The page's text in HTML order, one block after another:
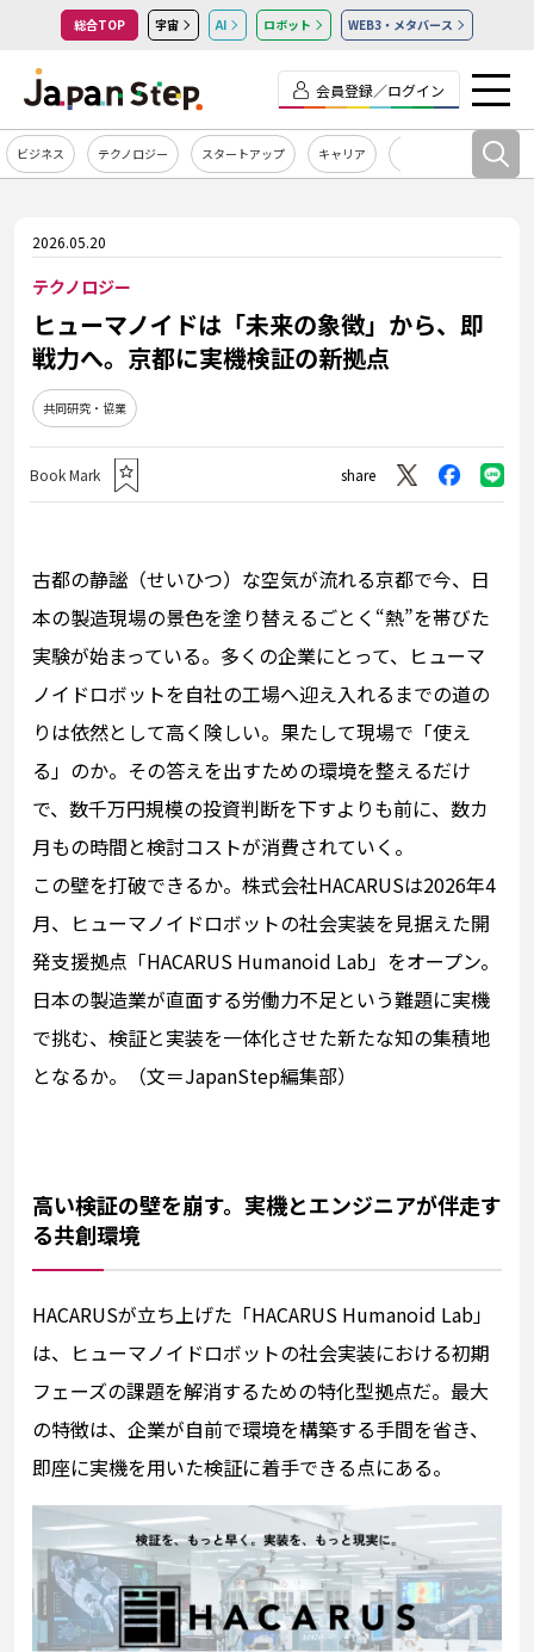
総合TOP 宇宙 AI ロボット WEB3・メタバース
会員登録／ログイン
ビジネス テクノロジー スタートアップ キャリア
2026.05.20
テクノロジー
ヒューマノイドは「未来の象徴」から、即
戦力へ。京都に実機検証の新拠点
共同研究・協業
Book Mark share
古都の静謐（せいひつ）な空気が流れる京都で今、日
本の製造現場の景色を塗り替えるごとく“熱”を帯びた
実験が始まっている。多くの企業にとって、ヒューマ
ノイドロボットを自社の工場へ迎え入れるまでの道の
りは依然として高く険しい。果たして現場で「使え
る」のか。その答えを出すための環境を整えるだけ
で、数千万円規模の投資判断を下すよりも前に、数カ
月もの時間と検討コストが消費されていく。
この壁を打破できるか。株式会社HACARUSは2026年4
月、ヒューマノイドロボットの社会実装を見据えた開
発支援拠点「HACARUS Humanoid Lab」をオープン。
日本の製造業が直面する労働力不足という難題に実機
で挑む、検証と実装を一体化させた新たな知の集積地
となるか。（文＝JapanStep編集部）
高い検証の壁を崩す。実機とエンジニアが伴走す
る共創環境
HACARUSが立ち上げた「HACARUS Humanoid Lab」
は、ヒューマノイドロボットの社会実装における初期
フェーズの課題を解消するための特化型拠点だ。最大
の特徴は、企業が自前で環境を構築する手間を省き、
即座に実機を用いた検証に着手できる点にある。